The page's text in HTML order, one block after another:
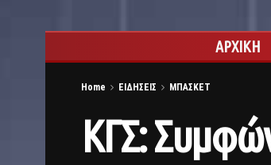
ΑΡΧΙΚΗ
Home ΕΙΔΗΣΕΙΣ ΜΠΑΣΚΕΤ
ΚΓΣ: